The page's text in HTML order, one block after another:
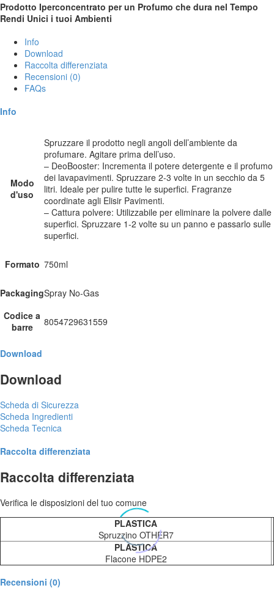
Prodotto Iperconcentrato per un Profumo che dura nel Tempo
Rendi Unici i tuoi Ambienti
Info
Download
Raccolta differenziata
Recensioni (0)
FAQs
Info
Modo
d'uso
Spruzzare il prodotto negli angoli dell’ambiente da
profumare. Agitare prima dell’uso.
– DeoBooster: Incrementa il potere detergente e il profumo
dei lavapavimenti. Spruzzare 2-3 volte in un secchio da 5
litri. Ideale per pulire tutte le superfici. Fragranze
coordinate agli Elisir Pavimenti.
– Cattura polvere: Utilizzabile per eliminare la polvere dalle
superfici. Spruzzare 1-2 volte su un panno e passarlo sulle
superfici.
Formato 750ml
PackagingSpray No-Gas
Codice a
barre
8054729631559
Download
Download
Scheda di Sicurezza
Scheda Ingredienti
Scheda Tecnica
Raccolta differenziata
Raccolta differenziata
Verifica le disposizioni del tuo comune
PLASTICA
Spruzzino OTHER7
PLASTICA
Flacone HDPE2
Recensioni (0)